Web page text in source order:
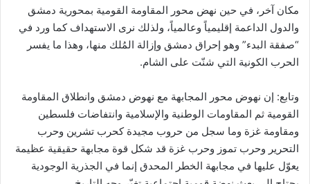
مكان آخر، في حين نهض محور المقاومة القومية بمحورية دمشق
والدول الداعمة إقليمياً وعالمياً، ولذلك نرى الاستهداف كما ورد في
“صفقة البدء” وهو إحراق دمشق وإزالة المُلك منها، وهذا ما يفسر
الحرب الكونية التي شنّت على الشام.
وتابع: إن نهوض محور المجابهة مع نهوض دمشق وانطلاق المقاومة
القومية ثم المقاومات الوطنية والإسلامية وانتفاضات فلسطين
ومقاومة غزة وما سجل من حروب مجيدة كحرب تشرين وحرب
التحرير وحرب تموز وحرب غزة قد شكل قوة مجابهة حقيقية عظيمة
يعوّل عليها في مجابهة الخطر المحدق إنما في الجذرية الوجودية